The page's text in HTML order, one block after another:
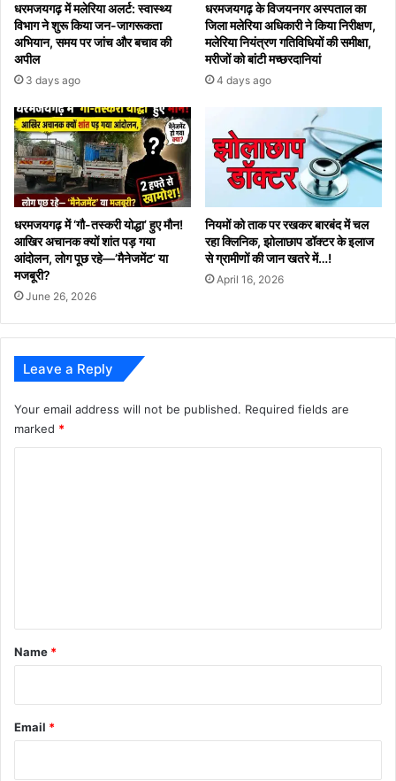
धरमजयगढ़ में मलेरिया अलर्ट: स्वास्थ्य
विभाग ने शुरू किया जन-जागरूकता
अभियान, समय पर जांच और बचाव की
अपील
3 days ago
धरमजयगढ़ के विजयनगर अस्पताल का
जिला मलेरिया अधिकारी ने किया निरीक्षण,
मलेरिया नियंत्रण गतिविधियों की समीक्षा,
मरीजों को बांटी मच्छरदानियां
4 days ago
धरमजयगढ़ में ‘गौ-तस्करी योद्धा’ हुए मौन!
आखिर अचानक क्यों शांत पड़ गया
आंदोलन, लोग पूछ रहे—’मैनेजमेंट’ या
मजबूरी?
June 26, 2026
नियमों को ताक पर रखकर बारबंद में चल
रहा क्लिनिक, झोलाछाप डॉक्टर के इलाज
से ग्रामीणों की जान खतरे में…!
April 16, 2026
Leave a Reply
Your email address will not be published. Required fields are
marked *
*
Name *
Email *